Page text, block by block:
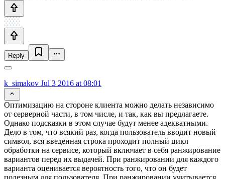
Reply
k_simakov Jul 3 2016 at 08:01
Оптимизацию на стороне клиента можно делать независимо
от серверной части, в том числе, и так, как вы предлагаете.
Однако подсказки в этом случае будут менее адекватными.
Дело в том, что всякий раз, когда пользователь вводит новый
символ, вся введенная строка проходит полный цикл
обработки на сервисе, который включает в себя ранжирование
вариантов перед их выдачей. При ранжировании для каждого
варианта оценивается вероятность того, что он будет
полезным для пользователя. При ранжировании учитывается